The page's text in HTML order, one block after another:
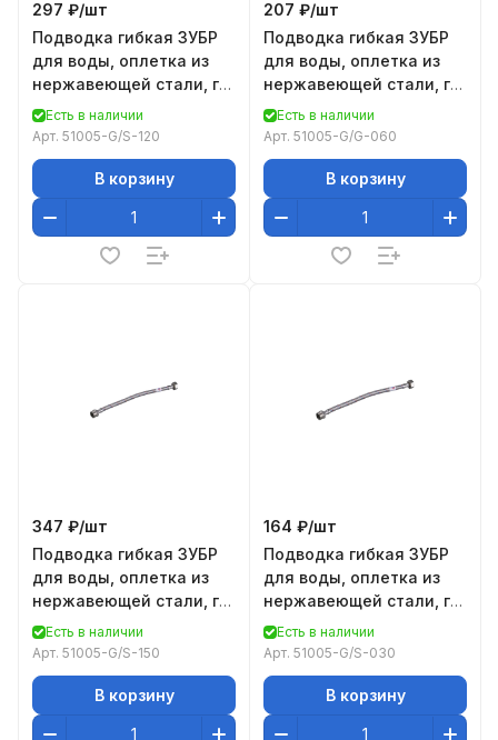
297 ₽/шт
Подводка гибкая ЗУБР
для воды, оплетка из
нержавеющей стали, г/
ш 1/2" - 1,2м
Есть в наличии
Арт. 51005-G/S-120
В корзину
207 ₽/шт
Подводка гибкая ЗУБР
для воды, оплетка из
нержавеющей стали, г/г
1/2" - 0,6м
Есть в наличии
Арт. 51005-G/G-060
В корзину
347 ₽/шт
Подводка гибкая ЗУБР
для воды, оплетка из
нержавеющей стали, г/
ш 1/2" - 1,5м
Есть в наличии
Арт. 51005-G/S-150
В корзину
164 ₽/шт
Подводка гибкая ЗУБР
для воды, оплетка из
нержавеющей стали, г/
ш 1/2" - 0,3м
Есть в наличии
Арт. 51005-G/S-030
В корзину